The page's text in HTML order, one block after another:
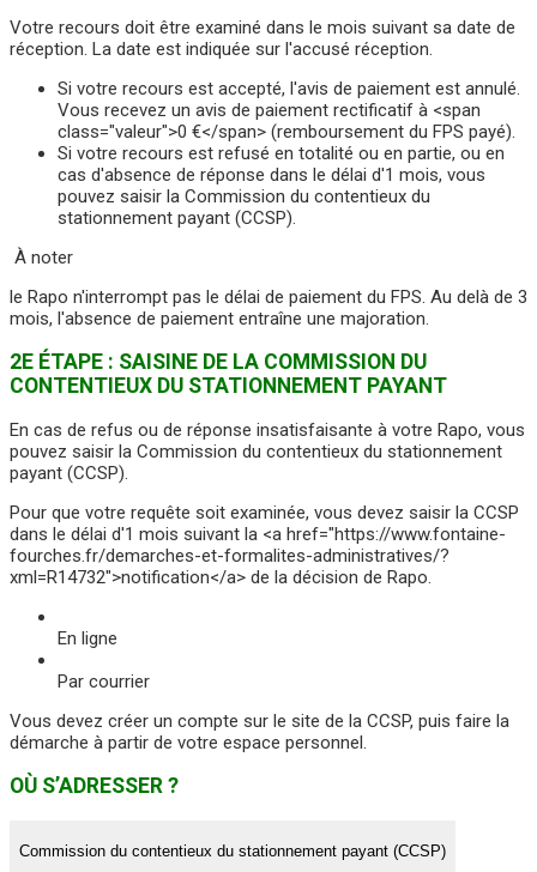
Votre recours doit être examiné dans le mois suivant sa date de
réception. La date est indiquée sur l'accusé réception.
Si votre recours est accepté, l'avis de paiement est annulé.
Vous recevez un avis de paiement rectificatif à <span
class="valeur">0 €</span> (remboursement du FPS payé).
Si votre recours est refusé en totalité ou en partie, ou en
cas d'absence de réponse dans le délai d'1 mois, vous
pouvez saisir la Commission du contentieux du
stationnement payant (CCSP).
À noter
le Rapo n'interrompt pas le délai de paiement du FPS. Au delà de 3
mois, l'absence de paiement entraîne une majoration.
2E ÉTAPE : SAISINE DE LA COMMISSION DU
CONTENTIEUX DU STATIONNEMENT PAYANT
En cas de refus ou de réponse insatisfaisante à votre Rapo, vous
pouvez saisir la Commission du contentieux du stationnement
payant (CCSP).
Pour que votre requête soit examinée, vous devez saisir la CCSP
dans le délai d'1 mois suivant la <a href="https://www.fontaine-
fourches.fr/demarches-et-formalites-administratives/?
xml=R14732">notification</a> de la décision de Rapo.
En ligne
Par courrier
Vous devez créer un compte sur le site de la CCSP, puis faire la
démarche à partir de votre espace personnel.
OÙ S’ADRESSER ?
Commission du contentieux du stationnement payant (CCSP)